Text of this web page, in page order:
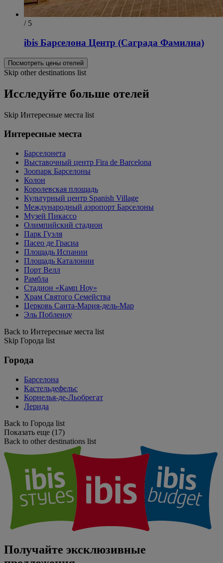
/ 5
ibis Барселона Центр (Саграда Фамилиа)
Посмотреть цены отелей
Skip other destinations list
Исследуйте больше отелей
Skip Интересные места list
Интересные места
Барселонета
Выставочный центр Fira de Barcelona
Зоопарк Барселоны
Колон
Королевская площадь
Культурный центр Spanish Village
Международный аэропорт Барселоны
Музей Пикассо
Олимпийский стадион
Парк Гуэля
Пасео де Грасиа
Площадь Испании
Площадь Каталонии
Порт Велл
Рамбла
Стадион «Камп Ноу»
Храм Святого Семейства
Церковь Санта-Мария-дель-Мар
Эль Побленоу
Back to Интересные места list
Skip Города list
Города
Барселона
Кастельдефельс
Корнелья-де-Льобрегат
Лерида
Back to Города list
Показать еще (17)
Back to other destinations list
Получайте эксклюзивные